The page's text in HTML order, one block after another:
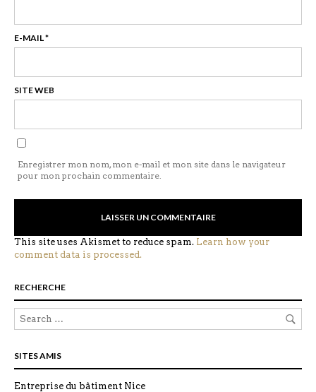
E-MAIL*
SITE WEB
Enregistrer mon nom, mon e-mail et mon site dans le navigateur
pour mon prochain commentaire.
This site uses Akismet to reduce spam. Learn how your
comment data is processed.
RECHERCHE
SITES AMIS
Entreprise du bâtiment Nice